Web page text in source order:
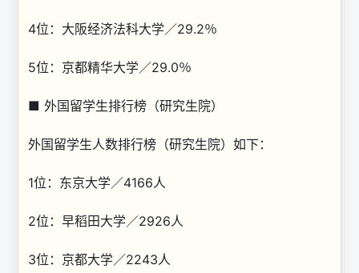
4位：大阪经济法科大学／29.2％
5位：京都精华大学／29.0％
■ 外国留学生排行榜（研究生院）
外国留学生人数排行榜（研究生院）如下：
1位：东京大学／4166人
2位：早稻田大学／2926人
3位：京都大学／2243人